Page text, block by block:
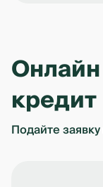
кредит
Подайте